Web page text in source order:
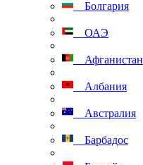
Болгария
ОАЭ
Афганистан
Албания
Австралия
Барбадос